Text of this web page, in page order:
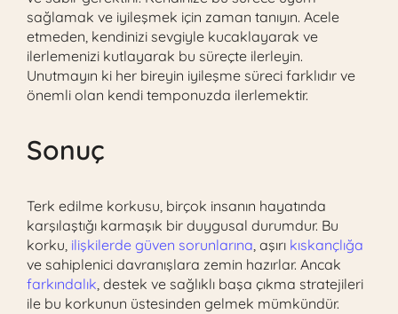
sağlamak ve iyileşmek için zaman tanıyın. Acele
etmeden, kendinizi sevgiyle kucaklayarak ve
ilerlemenizi kutlayarak bu süreçte ilerleyin.
Unutmayın ki her bireyin iyileşme süreci farklıdır ve
önemli olan kendi temponuzda ilerlemektir.
Sonuç
Terk edilme korkusu, birçok insanın hayatında
karşılaştığı karmaşık bir duygusal durumdur. Bu
korku, ilişkilerde güven sorunlarına, aşırı kıskançlığa
ve sahiplenici davranışlara zemin hazırlar. Ancak
farkındalık, destek ve sağlıklı başa çıkma stratejileri
ile bu korkunun üstesinden gelmek mümkündür.